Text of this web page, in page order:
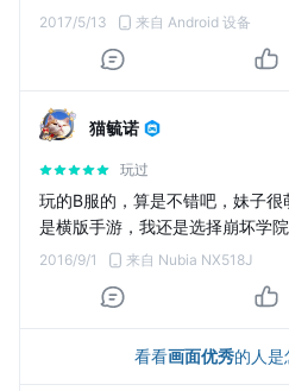
2017/5/13 来自 Android 设备
猫毓诺
玩过
玩的B服的，算是不错吧，妹子
是横版手游，我还是选择崩坏学院
2016/9/1 来自 Nubia NX518J
看看画面优秀的人是